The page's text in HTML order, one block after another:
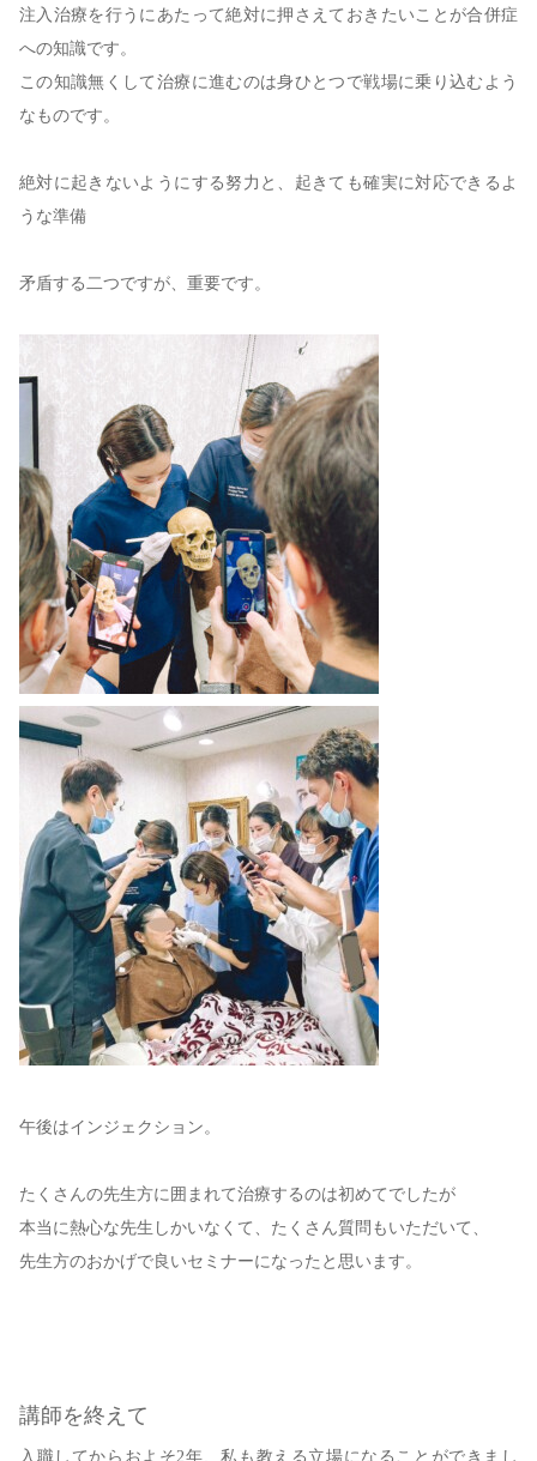
注入治療を行うにあたって絶対に押さえておきたいことが合併症
への知識です。
この知識無くして治療に進むのは身ひとつで戦場に乗り込むよう
なものです。
絶対に起きないようにする努力と、起きても確実に対応できるよ
うな準備
矛盾する二つですが、重要です。
午後はインジェクション。
たくさんの先生方に囲まれて治療するのは初めてでしたが
本当に熱心な先生しかいなくて、たくさん質問もいただいて、
先生方のおかげで良いセミナーになったと思います。
講師を終えて
入職してからおよそ2年、私も教える立場になることができまし